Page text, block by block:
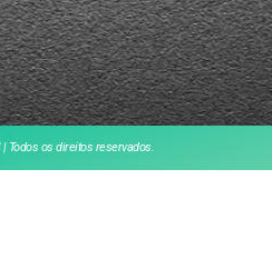
Todos os direitos reservados.